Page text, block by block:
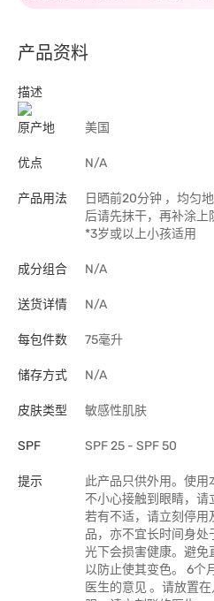
产品资料
描述
原产地 美国
优点 N/A
产品用法
日晒前20分钟 ，均匀
后请先抹干，再补涂
*3岁或以上小孩适用
成分组合 N/A
送货详情 N/A
每包件数 75毫升
储存方式 N/A
皮肤类型 敏感性肌肤
SPF SPF 25 - SPF 50
提示
此产品只供外用。使
不小心接触到眼睛，
若有不适，请立刻停用
品，亦不宜长时间身处
光下会损害健康。避免
以防止使其变色。 6个
医生的意见 。请放置